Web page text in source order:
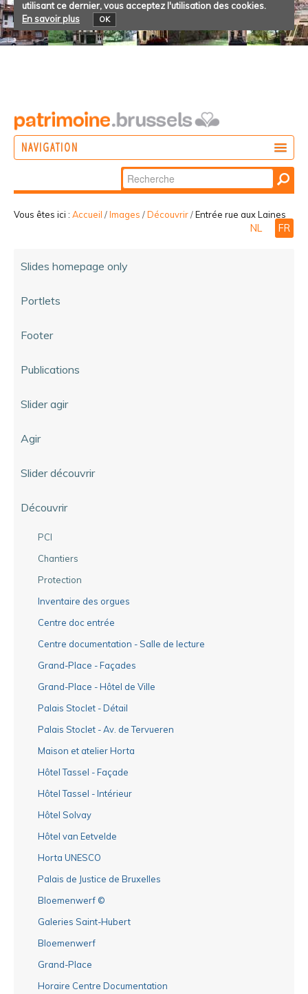
utilisant ce dernier, vous acceptez l'utilisation des cookies.
En savoir plus
OK
NAVIGATION
Chercher par
Recherche
avancée…
Vous êtes ici : Accueil /Images /Découvrir/Entrée rue aux Laines
NL FR
Slides homepage only
Portlets
Footer
Publications
Slider agir
Agir
Slider découvrir
Découvrir
PCI
Chantiers
Protection
Inventaire des orgues
Centre doc entrée
Centre documentation - Salle de lecture
Grand-Place - Façades
Grand-Place - Hôtel de Ville
Palais Stoclet - Détail
Palais Stoclet - Av. de Tervueren
Maison et atelier Horta
Hôtel Tassel - Façade
Hôtel Tassel - Intérieur
Hôtel Solvay
Hôtel van Eetvelde
Horta UNESCO
Palais de Justice de Bruxelles
Bloemenwerf ©
Galeries Saint-Hubert
Bloemenwerf
Grand-Place
Horaire Centre Documentation